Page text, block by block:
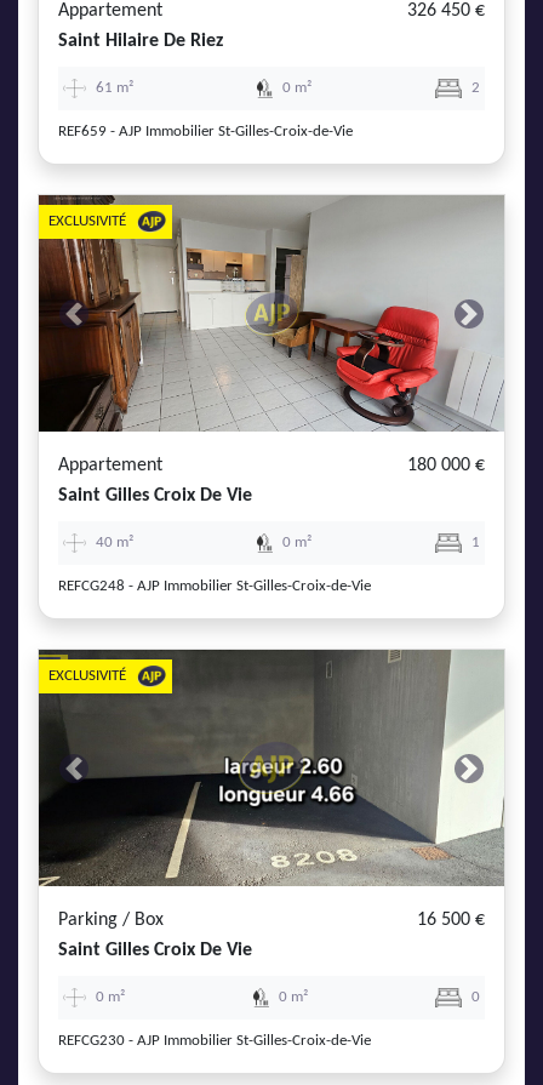
Appartement
326 450 €
Saint Hilaire De Riez
61 m² 0 m² 2
REF659 - AJP Immobilier St-Gilles-Croix-de-Vie
Previous Next
EXCLUSIVITÉ
Appartement
180 000 €
Saint Gilles Croix De Vie
40 m² 0 m² 1
REFCG248 - AJP Immobilier St-Gilles-Croix-de-Vie
Previous Next
EXCLUSIVITÉ
Parking / Box
16 500 €
Saint Gilles Croix De Vie
0 m² 0 m² 0
REFCG230 - AJP Immobilier St-Gilles-Croix-de-Vie